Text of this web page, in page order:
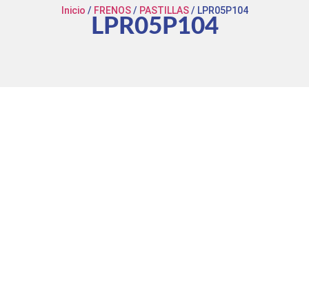
Inicio / FRENOS/ PASTILLAS/ LPR05P104
LPR05P104